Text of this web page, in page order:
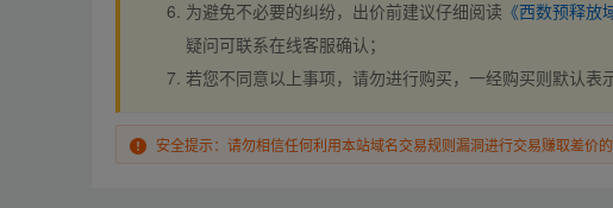
为避免不必要的纠纷，出价前建议仔细阅读 《西数预释放
疑问可联系在线客服确认；
若您不同意以上事项，请勿进行购买，一经购买则默认表
安全提示：请勿相信任何利用本站域名交易规则漏洞进行交易赚取差价